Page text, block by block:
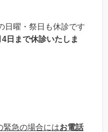
曜・祭日も休診です
日まで休診いたしま
緊急の場合にはお電話